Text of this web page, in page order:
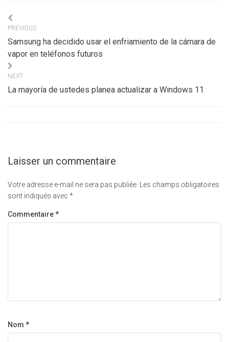
Navigation
de
l’article
PREVIOUS
Samsung ha decidido usar el enfriamiento de la cámara de
vapor en teléfonos futuros
NEXT
La mayoría de ustedes planea actualizar a Windows 11
Laisser un commentaire
Votre adresse e-mail ne sera pas publiée.
Les champs obligatoires
sont indiqués avec *
Commentaire*
Nom *